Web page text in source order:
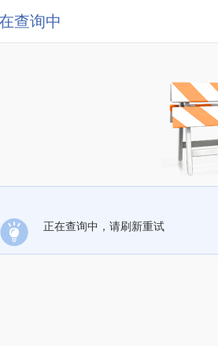
查询中
正在查询中，请刷新重试